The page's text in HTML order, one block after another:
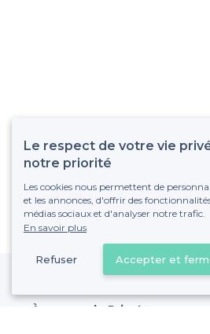
À propos de Privateaser
Le respect de votre vie
notre priorité
Les cookies nous permettent de
et les annonces, d'offrir des
médias sociaux et d'analyser notre trafic.
En savoir plus
Refuser Accepter et